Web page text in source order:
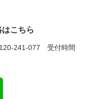
こちら
241-077 受付時間